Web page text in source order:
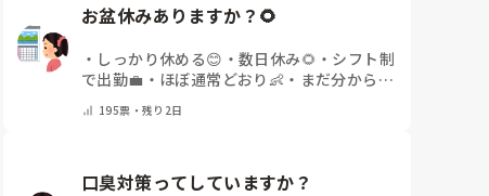
お盆休みありますか？🌻
・ しっかり休める😊 ・ 数日休み🌻 ・ シフト制
で出勤💼 ・ ほぼ通常どおり👶 ・ まだ分からな
195票・残り2日
口臭対策ってしていますか？